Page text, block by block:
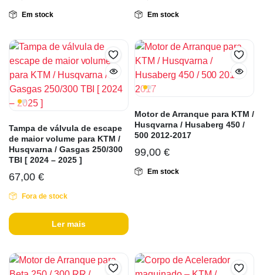
Em stock Em stock
Tampa de válvula de escape
de maior volume para KTM /
Husqvarna / Gasgas 250/300
TBI [ 2024 – 2025 ]
67,00 €
Fora de stock
Ler mais
Motor de Arranque para KTM /
Husqvarna / Husaberg 450 /
500 2012-2017
99,00 €
Em stock